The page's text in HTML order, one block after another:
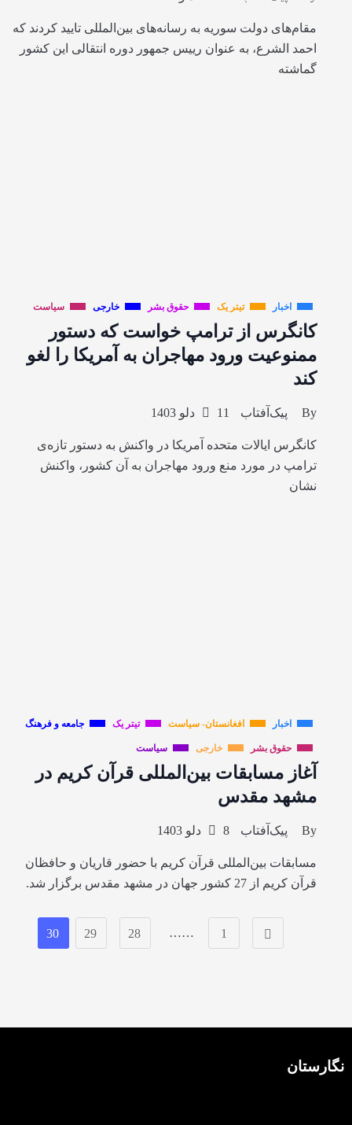
مقام‌های دولت سوریه به رسانه‌های بین‌المللی تایید کردند که
احمد الشرع، به عنوان رییس جمهور دوره انتقالی این کشور
گماشته
اخبار تیتر یک حقوق بشر خارجی سیاست
کانگرس از ترامپ خواست که دستور
ممنوعیت ورود مهاجران به آمریکا را لغو
کند
By پیک‌آفتاب 11 دلو 1403
کانگرس ایالات متحده آمریکا در واکنش به دستور تازه‌ی
ترامپ در مورد منع ورود مهاجران به آن کشور، واکنش
نشان
اخبار افغانستان- سیاست تیتر یک جامعه و فرهنگ
حقوق بشر خارجی سیاست
آغاز مسابقات بین‌المللی قرآن کریم در
مشهد مقدس
By پیک‌آفتاب 8 دلو 1403
مسابقات بین‌‌المللی قرآن کریم با حضور قاریان و حافظان
قرآن کریم از 27 کشور جهان در مشهد مقدس برگزار شد.
1
……
28
29
30
نگارستان